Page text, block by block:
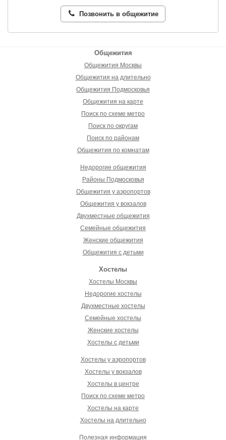
Позвонить в общежитие
Общежития
Общежития Москвы
Общежития на длительно
Общежития Подмосковья
Общежития на карте
Поиск по схеме метро
Поиск по округам
Поиск по районам
Общежития по комнатам
Недорогие общежития
Районы Подмосковья
Общежития у аэропортов
Общежития у вокзалов
Двухместные общежития
Семейные общежития
Женские общежития
Общежития с детьми
Хостелы
Хостелы Москвы
Недорогие хостелы
Двухместные хостелы
Семейные хостелы
Женские хостелы
Хостелы с детьми
Хостелы у аэропортов
Хостелы у вокзалов
Хостелы в центре
Поиск по схеме метро
Хостелы на карте
Хостелы на длительно
Полезная информация